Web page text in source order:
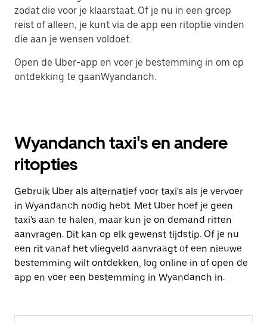
zodat die voor je klaarstaat. Of je nu in een groep
reist of alleen, je kunt via de app een ritoptie vinden
die aan je wensen voldoet.
Open de Uber-app en voer je bestemming in om op
ontdekking te gaanWyandanch.
Wyandanch taxi's en andere
ritopties
Gebruik Uber als alternatief voor taxi's als je vervoer
in Wyandanch nodig hebt. Met Uber hoef je geen
taxi's aan te halen, maar kun je on demand ritten
aanvragen. Dit kan op elk gewenst tijdstip. Of je nu
een rit vanaf het vliegveld aanvraagt of een nieuwe
bestemming wilt ontdekken, log online in of open de
app en voer een bestemming in Wyandanch in.